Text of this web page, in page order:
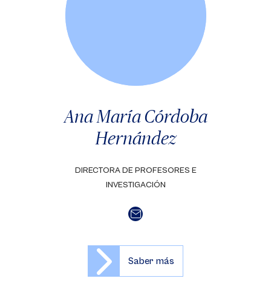
Ana María Córdoba
Hernández
DIRECTORA DE PROFESORES E
INVESTIGACIÓN
Saber más